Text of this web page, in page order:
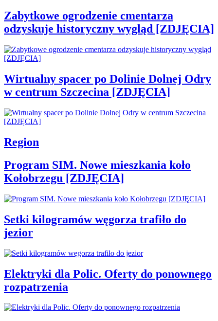
Zabytkowe ogrodzenie cmentarza
odzyskuje historyczny wygląd [ZDJĘCIA]
Wirtualny spacer po Dolinie Dolnej Odry
w centrum Szczecina [ZDJĘCIA]
Region
Program SIM. Nowe mieszkania koło
Kołobrzegu [ZDJĘCIA]
Setki kilogramów węgorza trafiło do
jezior
Elektryki dla Polic. Oferty do ponownego
rozpatrzenia